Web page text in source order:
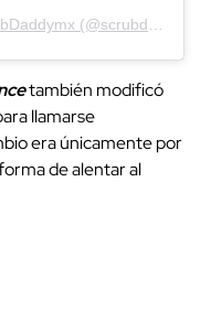
también modificó
llamarse
era únicamente por
de alentar al